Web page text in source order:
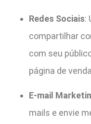
Redes Sociais:
compartilhar
com seu
página de
E-mail
mails e envie